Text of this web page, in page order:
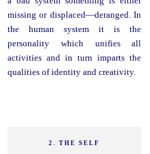
missing or displaced—deranged. In
the human system it is the
personality which unifies all
activities and in turn imparts the
qualities of identity and creativity.
2. THE SELF